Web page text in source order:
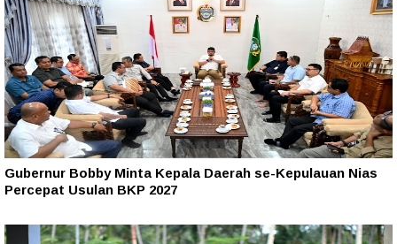
Gubernur Bobby Minta Kepala Daerah se-Kepulauan Nias
Percepat Usulan BKP 2027